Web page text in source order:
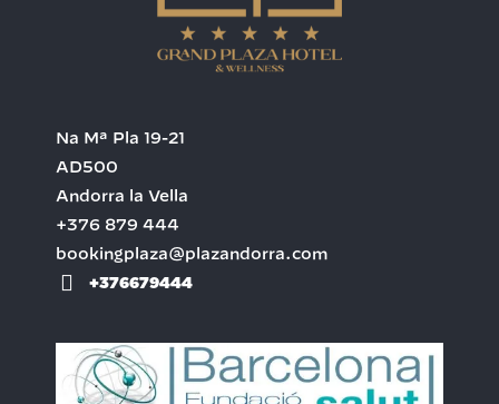
Na Mª Pla 19-21
AD500
Andorra la Vella
+376 879 444
bookingplaza@plazandorra.com
+376679444